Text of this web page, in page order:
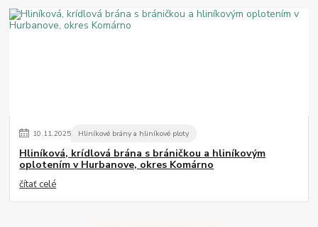
10.11.2025 Hliníkové brány a hliníkové ploty
Hliníková, krídlová brána s bráničkou a hliníkovým
oplotením v Hurbanove, okres Komárno
čítať celé